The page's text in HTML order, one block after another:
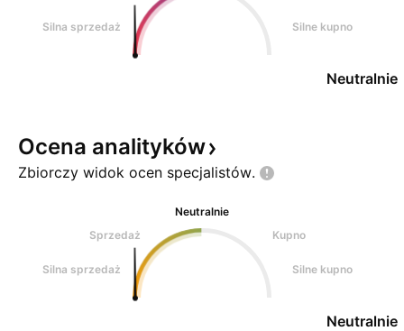
Silna sprzedaż Silne kupno
Neutralnie
Ocena analityków
Zbiorczy widok ocen specjalistów.
Neutralnie
Sprzedaż
Kupno
Silna sprzedaż Silne kupno
Neutralnie